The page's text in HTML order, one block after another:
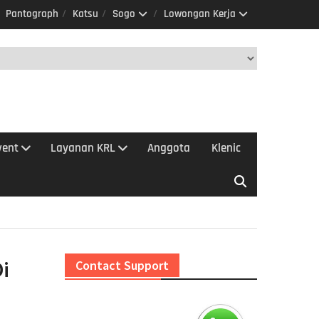
Pantograph Katsu Sogo Lowongan Kerja
Layanan KRL Anggota Klenic
Contact Support